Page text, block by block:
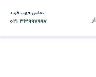
تماس جهت خرید
021 33997997